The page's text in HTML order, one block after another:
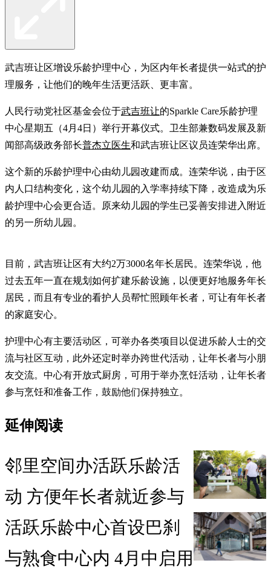
武吉班让区增设乐龄护理中心，为区内年长者提供一站式的护
理服务，让他们的晚年生活更活跃、更丰富。
人民行动党社区基金会位于武吉班让的Sparkle Care乐龄护理
中心星期五（4月4日）举行开幕仪式。卫生部兼数码发展及新
闻部高级政务部长普杰立医生和武吉班让区议员连荣华出席。
这个新的乐龄护理中心由幼儿园改建而成。连荣华说，由于区
内人口结构变化，这个幼儿园的入学率持续下降，改造成为乐
龄护理中心会更合适。原来幼儿园的学生已妥善安排进入附近
的另一所幼儿园。
目前，武吉班让区有大约2万3000名年长居民。连荣华说，他
过去五年一直在规划如何扩建乐龄设施，以便更好地服务年长
居民，而且有专业的看护人员帮忙照顾年长者，可让有年长者
的家庭安心。
护理中心有主要活动区，可举办各类项目以促进乐龄人士的交
流与社区互动，此外还定时举办跨世代活动，让年长者与小朋
友交流。中心有开放式厨房，可用于举办烹饪活动，让年长者
参与烹饪和准备工作，鼓励他们保持独立。
延伸阅读
邻里空间办活跃乐龄活
动 方便年长者就近参与
活跃乐龄中心首设巴刹
与熟食中心内 4月中启用